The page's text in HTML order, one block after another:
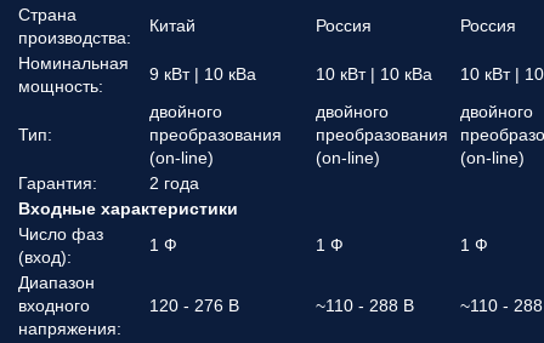
Страна
производства:
Китай Россия
Россия
Номинальная
мощность:
9 кВт | 10 кВа 10 кВт | 10 кВа 10 кВт |
Тип:
двойного
преобразования
(on-line)
двойного
преобразования
(on-line)
двойного
(on-line)
Гарантия:
2 года
Входные характеристики
Число фаз
(вход):
1 Ф 1 Ф
1 Ф
Диапазон
входного
напряжения:
120 - 276 В ~110 - 288 В ~110 -